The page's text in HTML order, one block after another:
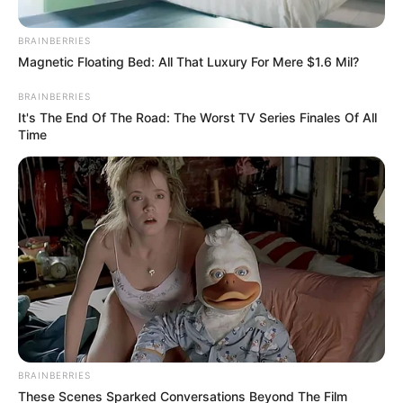
cautiverio desde el mes de febrero.
Cortesía - Policía Nacional
La captura se llevó a cabo en Curumaní, Cesar.
Por:María Alejandra Vence
Marzo 28, 2025
BRAINBERRIES
Magnetic Floating Bed: All That Luxury For Mere $1.6 Mil?
BRAINBERRIES
It's The End Of The Road: The Worst TV Series Finales Of All
Time
BRAINBERRIES
These Scenes Sparked Conversations Beyond The Film